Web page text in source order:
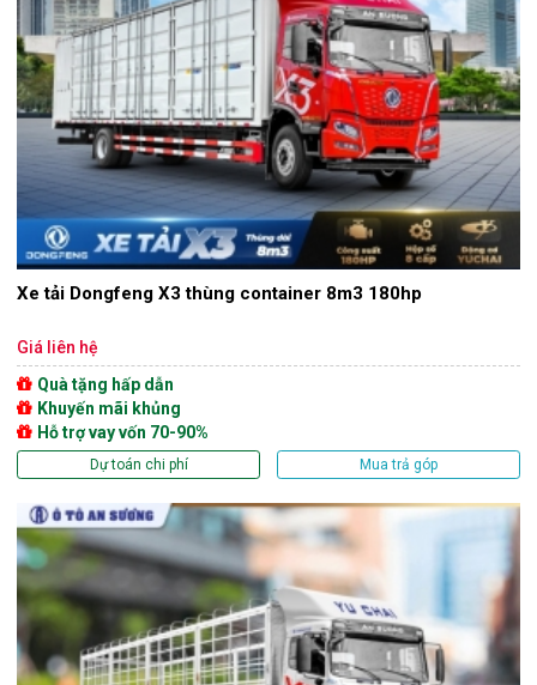
Xe tải Dongfeng X3 thùng container 8m3 180hp
Giá liên hệ
Quà tặng hấp dẫn
Khuyến mãi khủng
Hỗ trợ vay vốn 70-90%
Dự toán chi phí Mua trả góp